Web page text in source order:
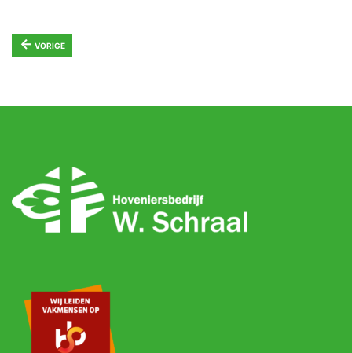
← VORIGE